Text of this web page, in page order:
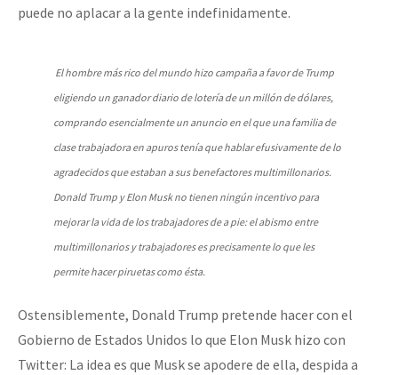
puede no aplacar a la gente indefinidamente.
El hombre más rico del mundo hizo campaña a favor de Trump
eligiendo un ganador diario de lotería de un millón de dólares,
comprando esencialmente un anuncio en el que una familia de
clase trabajadora en apuros tenía que hablar efusivamente de lo
agradecidos que estaban a sus benefactores multimillonarios.
Donald Trump y Elon Musk no tienen ningún incentivo para
mejorar la vida de los trabajadores de a pie: el abismo entre
multimillonarios y trabajadores es precisamente lo que les
permite hacer piruetas como ésta.
Ostensiblemente, Donald Trump pretende hacer con el
Gobierno de Estados Unidos lo que Elon Musk hizo con
Twitter: La idea es que Musk se apodere de ella, despida a